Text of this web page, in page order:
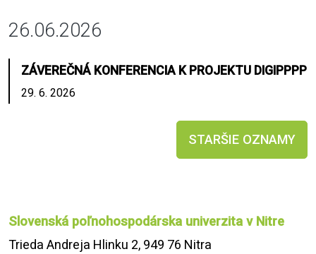
26.06.2026
ZÁVEREČNÁ KONFERENCIA K PROJEKTU DIGIPPPP
29. 6. 2026
STARŠIE OZNAMY
Slovenská poľnohospodárska univerzita v Nitre
Trieda Andreja Hlinku 2, 949 76 Nitra